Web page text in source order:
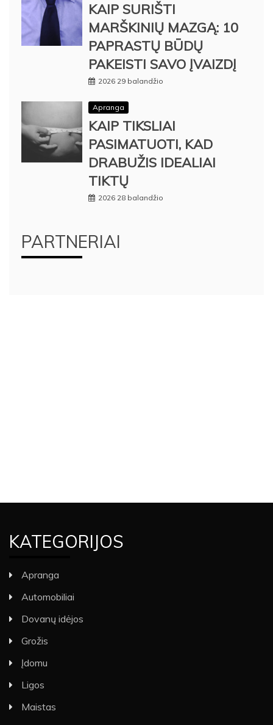
KAIP SURIŠTI
MARŠKINIŲ MAZGĄ: 10
PAPRASTŲ BŪDŲ
PAKEISTI SAVO ĮVAIZDĮ
2026 29 balandžio
Apranga
KAIP TIKSLIAI
PASIMATUOTI, KAD
DRABUŽIS IDEALIAI
TIKTŲ
2026 28 balandžio
PARTNERIAI
KATEGORIJOS
Apranga
Automobiliai
Dovanų idėjos
Grožis
Įdomu
Ligos
Maistas